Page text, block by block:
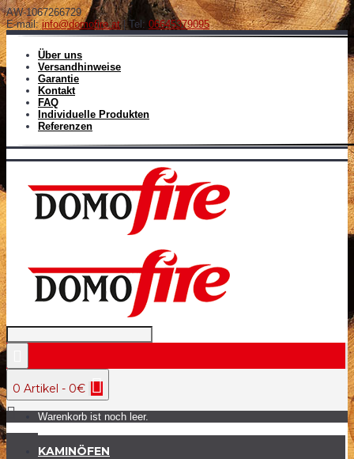
AW-1067266729
E-mail:info@domofire.at| Tel: 06645379095
Über uns
Versandhinweise
Garantie
Kontakt
FAQ
Individuelle Produkten
Referenzen
0 Artikel - 0€
Warenkorb ist noch leer.
KAMINÖFEN